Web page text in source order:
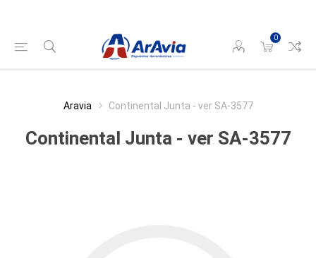
0
Aravia Continental Junta - ver SA-3577
Continental Junta - ver SA-3577